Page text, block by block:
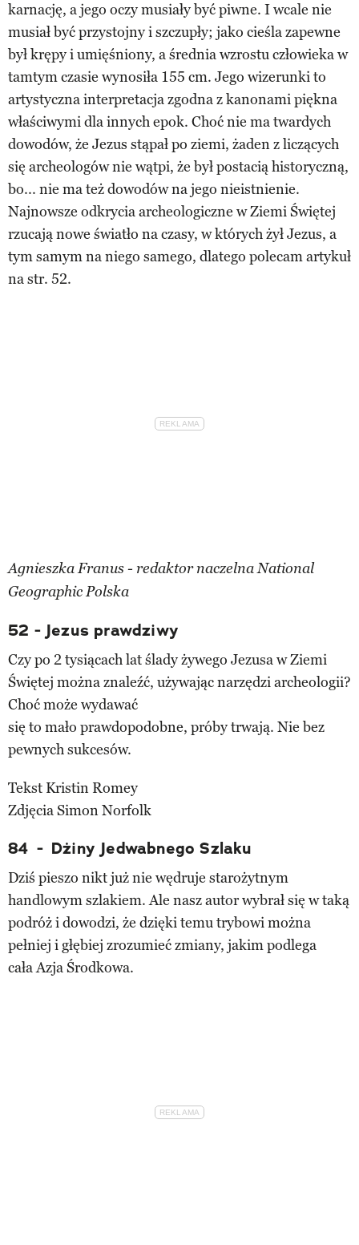
karnację, a jego oczy musiały być piwne. I wcale nie
musiał być przystojny i szczupły; jako cieśla zapewne
był krępy i umięśniony, a średnia wzrostu człowieka w
tamtym czasie wynosiła 155 cm. Jego wizerunki to
artystyczna interpretacja zgodna z kanonami piękna
właściwymi dla innych epok. Choć nie ma twardych
dowodów, że Jezus stąpał po ziemi, żaden z liczących
się archeologów nie wątpi, że był postacią historyczną,
bo... nie ma też dowodów na jego nieistnienie.
Najnowsze odkrycia archeologiczne w Ziemi Świętej
rzucają nowe światło na czasy, w których żył Jezus, a
tym samym na niego samego, dlatego polecam artykuł
na str. 52.
Agnieszka Franus - redaktor naczelna National
Geographic Polska
52 - Jezus prawdziwy
Czy po 2 tysiącach lat ślady żywego Jezusa w Ziemi
Świętej można znaleźć, używając narzędzi archeologii?
Choć może wydawać
się to mało prawdopodobne, próby trwają. Nie bez
pewnych sukcesów.
Tekst Kristin Romey
Zdjęcia Simon Norfolk
84 - Dżiny Jedwabnego Szlaku
Dziś pieszo nikt już nie wędruje starożytnym
handlowym szlakiem. Ale nasz autor wybrał się w taką
podróż i dowodzi, że dzięki temu trybowi można
pełniej i głębiej zrozumieć zmiany, jakim podlega
cała Azja Środkowa.